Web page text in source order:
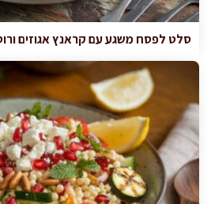
סלט לפסח משגע עם קראנץ אגוזים